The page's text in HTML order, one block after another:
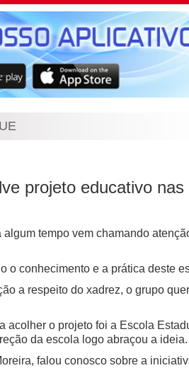
projeto educativo
tempo vem chamando
o conhecimento e a prática deste
a respeito do xadrez, o grupo
acolher o projeto foi a Escola
da escola logo abraçou a ideia.
falou conosco sobre a